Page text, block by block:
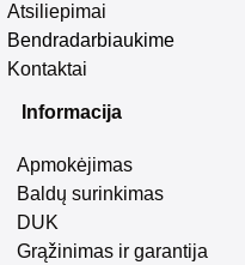
Atsiliepimai
Bendradarbiaukime
Kontaktai
Informacija
Apmokėjimas
Baldų surinkimas
DUK
Grąžinimas ir garantija